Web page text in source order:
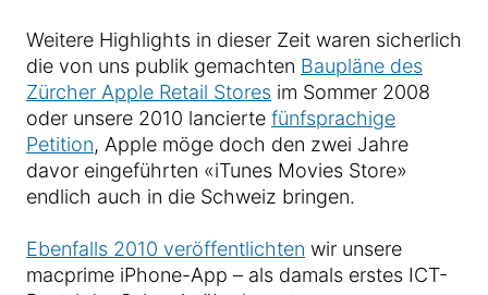
Weitere Highlights in dieser Zeit waren sicherlich
die von uns publik gemachten Baupläne des
Zürcher Apple Retail Stores im Sommer 2008
oder unsere 2010 lancierte fünfsprachige
Petition, Apple möge doch den zwei Jahre
davor eingeführten «iTunes Movies Store»
endlich auch in die Schweiz bringen.
Ebenfalls 2010 veröffentlichten wir unsere
macprime iPhone-App – als damals erstes ICT-